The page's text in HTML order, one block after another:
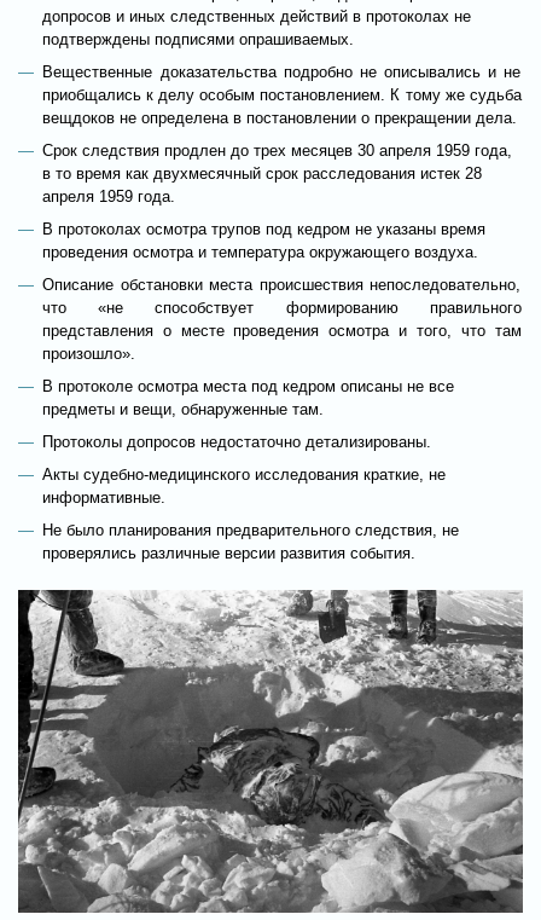
допросов и иных следственных действий в протоколах не
подтверждены подписями опрашиваемых.
Вещественные доказательства подробно не описывались и не
приобщались к делу особым постановлением. К тому же судьба
вещдоков не определена в постановлении о прекращении дела.
Срок следствия продлен до трех месяцев 30 апреля 1959 года,
в то время как двухмесячный срок расследования истек 28
апреля 1959 года.
В протоколах осмотра трупов под кедром не указаны время
проведения осмотра и температура окружающего воздуха.
Описание обстановки места происшествия непоследовательно,
что «не способствует формированию правильного
представления о месте проведения осмотра и того, что там
произошло».
В протоколе осмотра места под кедром описаны не все
предметы и вещи, обнаруженные там.
Протоколы допросов недостаточно детализированы.
Акты судебно-медицинского исследования краткие, не
информативные.
Не было планирования предварительного следствия, не
проверялись различные версии развития события.